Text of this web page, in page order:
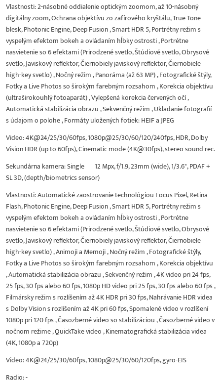
Vlastnosti: 2-násobné oddialenie optickým zoomom, až 10-násobný
digitálny zoom, Ochrana objektívu zo zafírového kryštálu, True Tone
blesk, Photonic Engine, Deep Fusion , Smart HDR 5, Portrétny režim s
vyspelým efektom bokeh a ovládaním hĺbky ostrosti , Portrétne
nasvietenie so 6 efektami (Prirodzené svetlo, Štúdiové svetlo, Obrysové
svetlo, Javiskový reflektor, Čiernobiely javiskový reflektor, Čiernobiele
high-key svetlo) , Nočný režim , Panoráma (až 63 MP) , Fotografické štýly,
Fotky a Live Photos so širokým farebným rozsahom , Korekcia objektívu
(ultraširokouhlý fotoaparát) , Vylepšená korekcia červených očí ,
Automatická stabilizácia obrazu , Sekvenčný režim , Ukladanie fotografií
s údajom o polohe , Formáty uložených fotiek: HEIF a JPEG
Video: 4K@24/25/30/60fps, 1080p@25/30/60/120/240fps, HDR, Dolby
Vision HDR (up to 60fps), Cinematic mode (4K@30fps), stereo sound rec.
Sekundárna kamera: Single 12 Mpx, f/1.9, 23mm (wide), 1/3.6", PDAF +
SL 3D, (depth/biometrics sensor)
Vlastnosti: Automatické zaostrovanie technológiou Focus Pixel, Retina
Flash, Photonic Engine, Deep Fusion , Smart HDR 5, Portrétny režim s
vyspelým efektom bokeh a ovládaním hĺbky ostrosti , Portrétne
nasvietenie so 6 efektami (Prirodzené svetlo, Štúdiové svetlo, Obrysové
svetlo, Javiskový reflektor, Čiernobiely javiskový reflektor, Čiernobiele
high-key svetlo) , Animoji a Memoji , Nočný režim , Fotografické štýly,
Fotky a Live Photos so širokým farebným rozsahom , Korekcia objektívu
, Automatická stabilizácia obrazu , Sekvenčný režim , 4K video pri 24 fps,
25 fps, 30 fps alebo 60 fps, 1080p HD video pri 25 fps, 30 fps alebo 60 fps ,
Filmársky režim s rozlíšením až 4K HDR pri 30 fps, Nahrávanie HDR videa
s Dolby Vision s rozlíšením až 4K pri 60 fps, Spomalené video v rozlíšení
1080p pri 120 fps , Časozberné video so stabilizáciou , Časozberné video v
nočnom režime , QuickTake video , Kinematografická stabilizácia videa
(4K, 1080p a 720p)
Video: 4K@24/25/30/60fps, 1080p@25/30/60/120fps, gyro-EIS
Radio: -